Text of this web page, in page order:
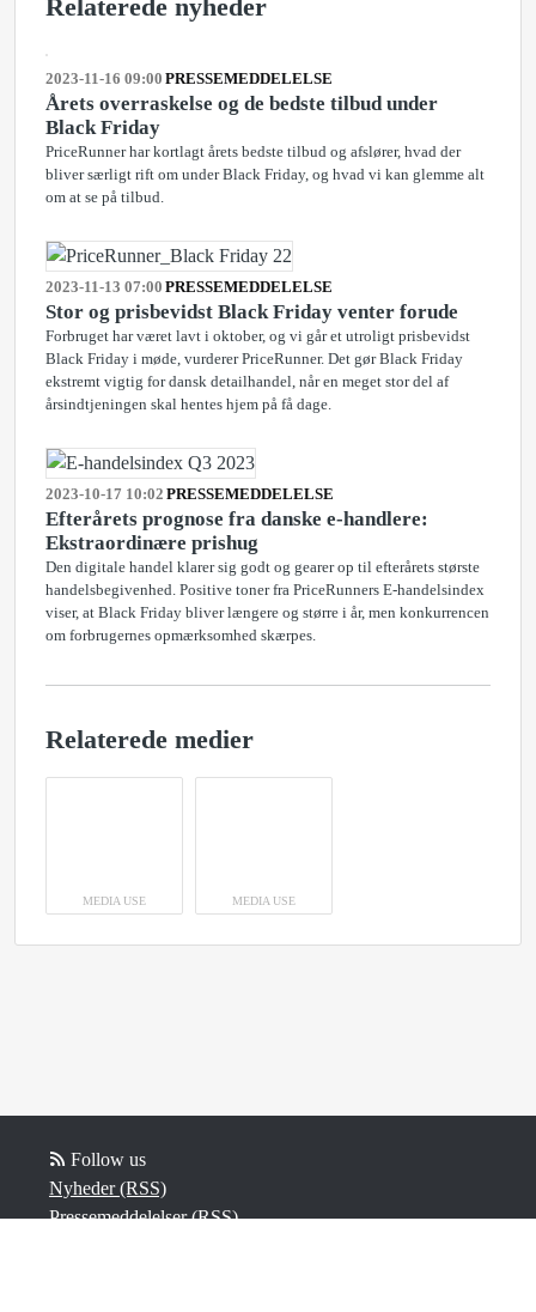
Relaterede nyheder
2023-11-16 09:00 PRESSEMEDDELELSE
Årets overraskelse og de bedste tilbud under
Black Friday
PriceRunner har kortlagt årets bedste tilbud og afslører, hvad der
bliver særligt rift om under Black Friday, og hvad vi kan glemme alt
om at se på tilbud.
2023-11-13 07:00 PRESSEMEDDELELSE
Stor og prisbevidst Black Friday venter forude
Forbruget har været lavt i oktober, og vi går et utroligt prisbevidst
Black Friday i møde, vurderer PriceRunner. Det gør Black Friday
ekstremt vigtig for dansk detailhandel, når en meget stor del af
årsindtjeningen skal hentes hjem på få dage.
2023-10-17 10:02 PRESSEMEDDELELSE
Efterårets prognose fra danske e-handlere:
Ekstraordinære prishug
Den digitale handel klarer sig godt og gearer op til efterårets største
handelsbegivenhed. Positive toner fra PriceRunners E-handelsindex
viser, at Black Friday bliver længere og større i år, men konkurrencen
om forbrugernes opmærksomhed skærpes.
Relaterede medier
MEDIA USE MEDIA USE
Follow us
Nyheder (RSS)
Pressemeddelelser (RSS)